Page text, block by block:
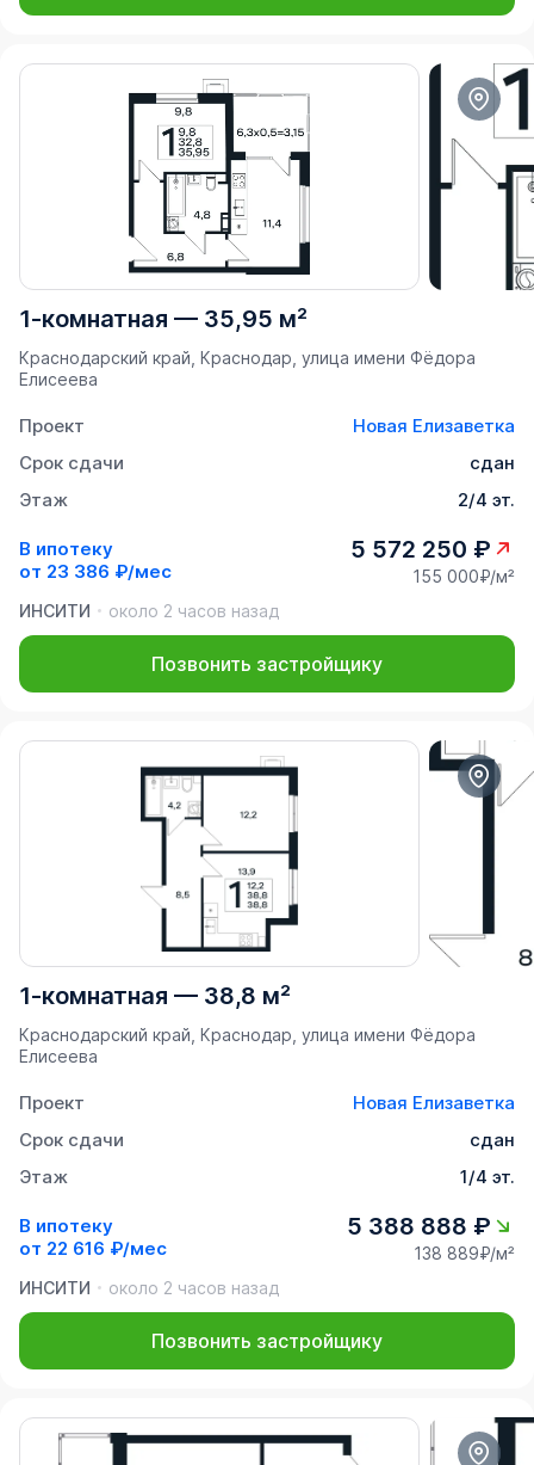
1-комнатная — 35,95 м²
Краснодарский край, Краснодар, улица имени Фёдора
Елисеева
Проект
Новая Елизаветка
Срок сдачи
сдан
Этаж
2/4 эт.
В ипотеку
от 23 386 ₽/мес
5 572 250 ₽
155 000₽/м²
ИНСИТИ
около 2 часов назад
Позвонить застройщику
1-комнатная — 38,8 м²
Краснодарский край, Краснодар, улица имени Фёдора
Елисеева
Проект
Новая Елизаветка
Срок сдачи
сдан
Этаж
1/4 эт.
В ипотеку
от 22 616 ₽/мес
5 388 888 ₽
138 889₽/м²
ИНСИТИ
около 2 часов назад
Позвонить застройщику